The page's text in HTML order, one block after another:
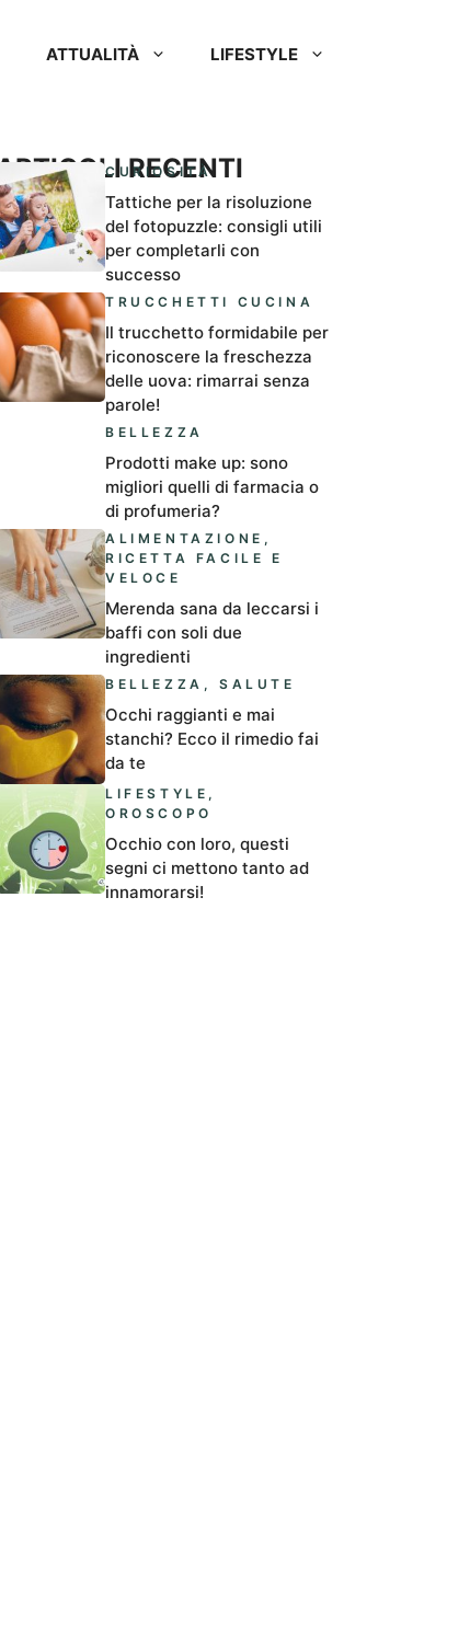
ATTUALITÀ LIFESTYLE
ARTICOLI RECENTI
CURIOSITÀ
Tattiche per la risoluzione
del fotopuzzle: consigli utili
per completarli con
successo
TRUCCHETTI CUCINA
Il trucchetto formidabile per
riconoscere la freschezza
delle uova: rimarrai senza
parole!
BELLEZZA
Prodotti make up: sono
migliori quelli di farmacia o
di profumeria?
ALIMENTAZIONE ,
RICETTA FACILE E
VELOCE
Merenda sana da leccarsi i
baffi con soli due
ingredienti
BELLEZZA ,SALUTE
Occhi raggianti e mai
stanchi? Ecco il rimedio fai
da te
LIFESTYLE ,
OROSCOPO
Occhio con loro, questi
segni ci mettono tanto ad
innamorarsi!